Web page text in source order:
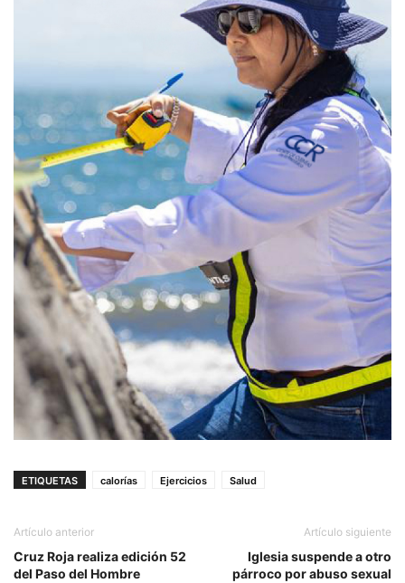
ETIQUETAS calorías Ejercicios Salud
Artículo anterior
Cruz Roja realiza edición 52
del Paso del Hombre
Artículo siguiente
Iglesia suspende a otro
párroco por abuso sexual